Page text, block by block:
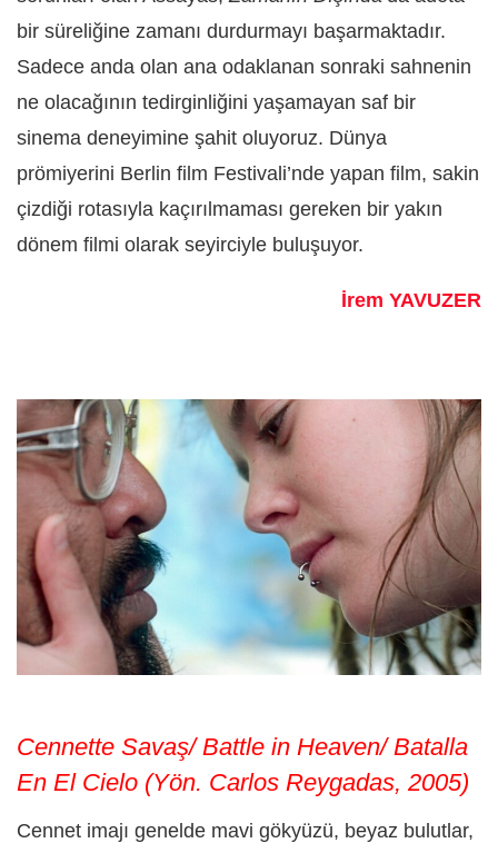
bir süreliğine zamanı durdurmayı başarmaktadır.
Sadece anda olan ana odaklanan sonraki sahnenin
ne olacağının tedirginliğini yaşamayan saf bir
sinema deneyimine şahit oluyoruz. Dünya
prömiyerini Berlin film Festivali’nde yapan film, sakin
çizdiği rotasıyla kaçırılmaması gereken bir yakın
dönem filmi olarak seyirciyle buluşuyor.
İrem YAVUZER
Cennette Savaş/ Battle in Heaven/ Batalla
En El Cielo (Yön. Carlos Reygadas, 2005)
Cennet imajı genelde mavi gökyüzü, beyaz bulutlar,